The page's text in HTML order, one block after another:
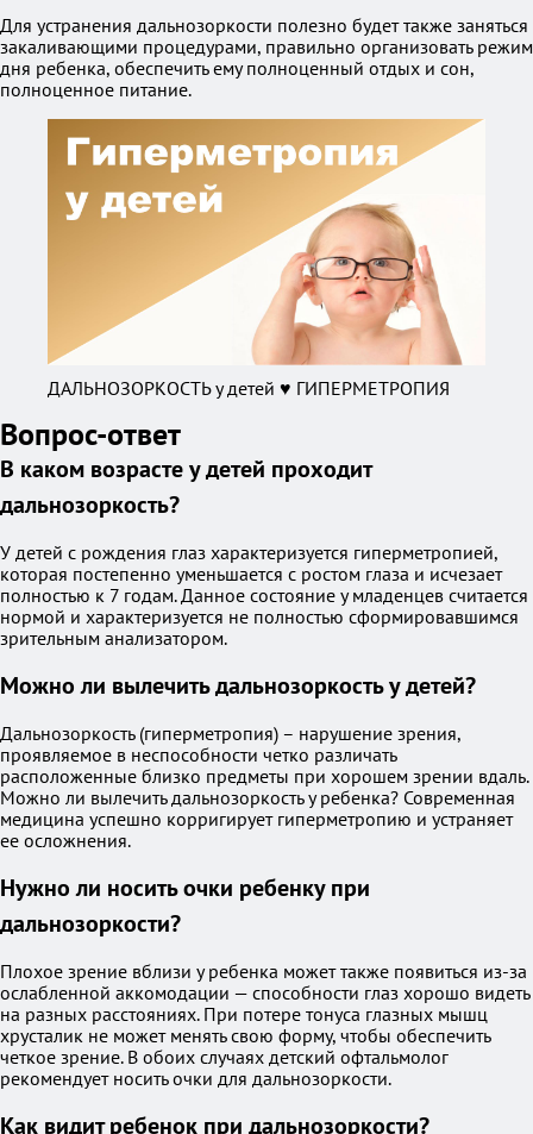
Для устранения дальнозоркости полезно будет также заняться
закаливающими процедурами, правильно организовать режим
дня ребенка, обеспечить ему полноценный отдых и сон,
полноценное питание.
ДАЛЬНОЗОРКОСТЬ у детей ♥ ГИПЕРМЕТРОПИЯ
Вопрос-ответ
В каком возрасте у детей проходит
дальнозоркость?
У детей с рождения глаз характеризуется гиперметропией,
которая постепенно уменьшается с ростом глаза и исчезает
полностью к 7 годам. Данное состояние у младенцев считается
нормой и характеризуется не полностью сформировавшимся
зрительным анализатором.
Можно ли вылечить дальнозоркость у детей?
Дальнозоркость (гиперметропия) – нарушение зрения,
проявляемое в неспособности четко различать
расположенные близко предметы при хорошем зрении вдаль.
Можно ли вылечить дальнозоркость у ребенка? Современная
медицина успешно корригирует гиперметропию и устраняет
ее осложнения.
Нужно ли носить очки ребенку при
дальнозоркости?
Плохое зрение вблизи у ребенка может также появиться из-за
ослабленной аккомодации — способности глаз хорошо видеть
на разных расстояниях. При потере тонуса глазных мышц
хрусталик не может менять свою форму, чтобы обеспечить
четкое зрение. В обоих случаях детский офтальмолог
рекомендует носить очки для дальнозоркости.
Как видит ребенок при дальнозоркости?